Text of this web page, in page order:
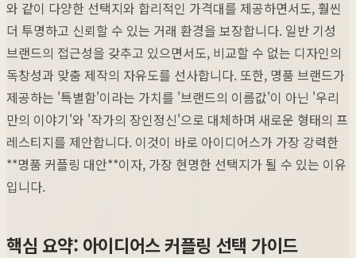
와 같이 다양한 선택지와 합리적인 가격대를 제공하면서도, 훨씬
더 투명하고 신뢰할 수 있는 거래 환경을 보장합니다. 일반 기성
브랜드의 접근성을 갖추고 있으면서도, 비교할 수 없는 디자인의
독창성과 맞춤 제작의 자유도를 선사합니다. 또한, 명품 브랜드가
제공하는 '특별함'이라는 가치를 '브랜드의 이름값'이 아닌 '우리
만의 이야기'와 '작가의 장인정신'으로 대체하며 새로운 형태의 프
레스티지를 제안합니다. 이것이 바로 아이디어스가 가장 강력한
**명품 커플링 대안**이자, 가장 현명한 선택지가 될 수 있는 이유
입니다.
핵심 요약: 아이디어스 커플링 선택 가이드